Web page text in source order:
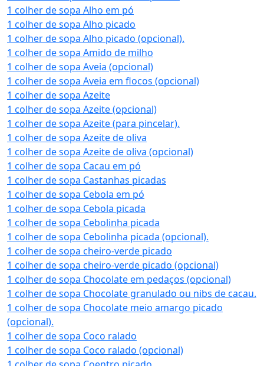
1 colher de sopa Alho em pó
1 colher de sopa Alho picado
1 colher de sopa Alho picado (opcional).
1 colher de sopa Amido de milho
1 colher de sopa Aveia (opcional)
1 colher de sopa Aveia em flocos (opcional)
1 colher de sopa Azeite
1 colher de sopa Azeite (opcional)
1 colher de sopa Azeite (para pincelar).
1 colher de sopa Azeite de oliva
1 colher de sopa Azeite de oliva (opcional)
1 colher de sopa Cacau em pó
1 colher de sopa Castanhas picadas
1 colher de sopa Cebola em pó
1 colher de sopa Cebola picada
1 colher de sopa Cebolinha picada
1 colher de sopa Cebolinha picada (opcional).
1 colher de sopa cheiro-verde picado
1 colher de sopa cheiro-verde picado (opcional)
1 colher de sopa Chocolate em pedaços (opcional)
1 colher de sopa Chocolate granulado ou nibs de cacau.
1 colher de sopa Chocolate meio amargo picado
(opcional).
1 colher de sopa Coco ralado
1 colher de sopa Coco ralado (opcional)